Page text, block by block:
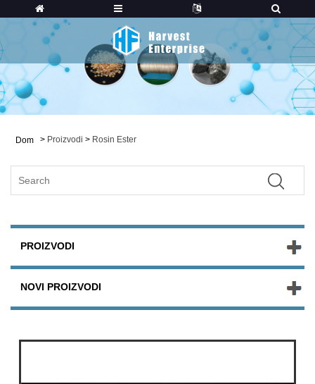
Dom > Proizvodi > Rosin Ester
PROIZVODI
NOVI PROIZVODI